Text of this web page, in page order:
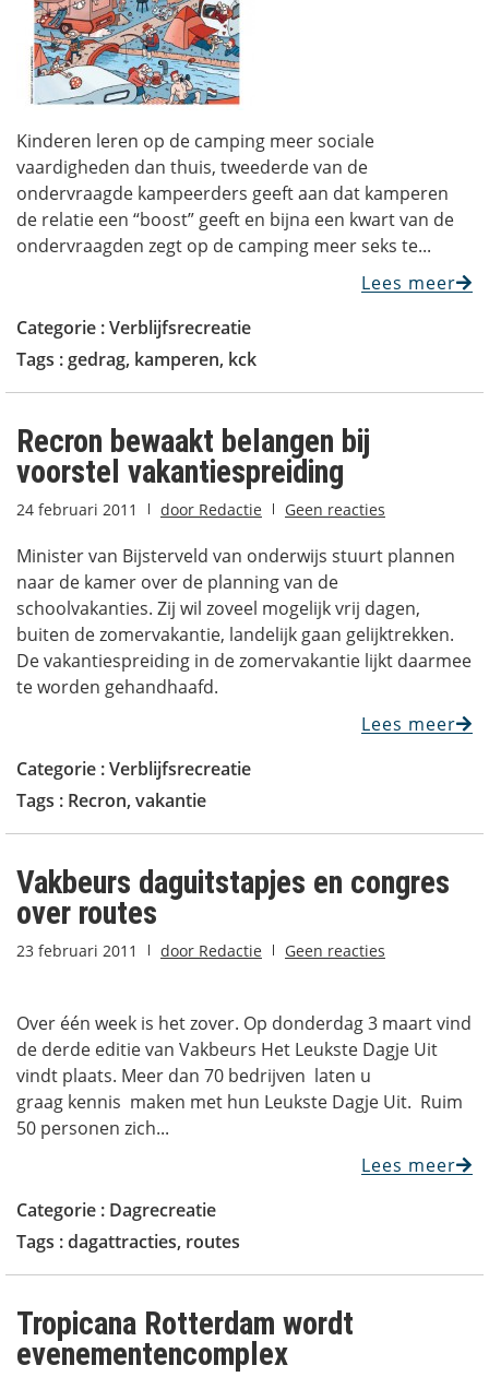
Kinderen leren op de camping meer sociale
vaardigheden dan thuis, tweederde van de
ondervraagde kampeerders geeft aan dat kamperen
de relatie een “boost” geeft en bijna een kwart van de
ondervraagden zegt op de camping meer seks te...
Lees meer
Categorie :Verblijfsrecreatie
Tags :gedrag, kamperen, kck
Recron bewaakt belangen bij
voorstel vakantiespreiding
24 februari 2011 door Redactie Geen reacties
Minister van Bijsterveld van onderwijs stuurt plannen
naar de kamer over de planning van de
schoolvakanties. Zij wil zoveel mogelijk vrij dagen,
buiten de zomervakantie, landelijk gaan gelijktrekken.
De vakantiespreiding in de zomervakantie lijkt daarmee
te worden gehandhaafd.
Lees meer
Categorie :Verblijfsrecreatie
Tags : Recron, vakantie
Vakbeurs daguitstapjes en congres
over routes
23 februari 2011 door Redactie Geen reacties
Over één week is het zover. Op donderdag 3 maart vind
de derde editie van Vakbeurs Het Leukste Dagje Uit
vindt plaats. Meer dan 70 bedrijven laten u
graag kennis maken met hun Leukste Dagje Uit. Ruim
50 personen zich...
Lees meer
Categorie : Dagrecreatie
Tags :dagattracties, routes
Tropicana Rotterdam wordt
evenementencomplex